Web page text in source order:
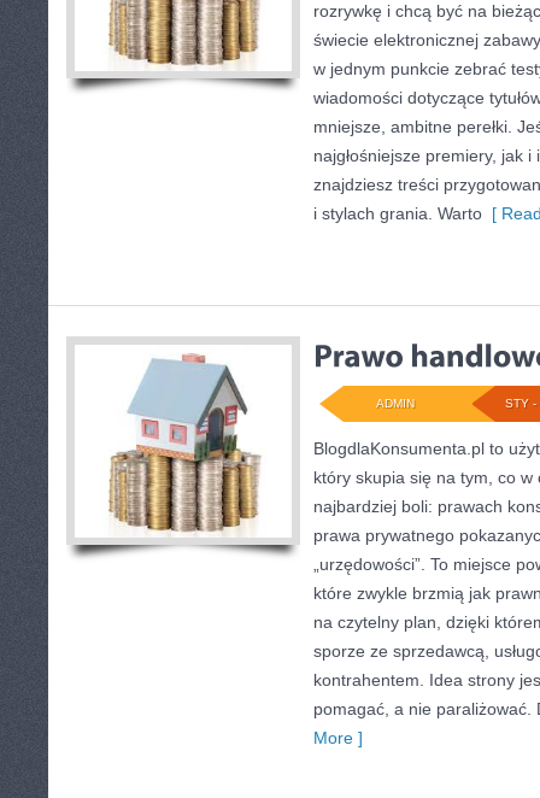
rozrywkę i chcą być na
świecie elektronicznej
w jednym punkcie zebrać
wiadomości dotyczące
mniejsze, ambitne perełki.
najgłośniejsze premiery, jak
znajdziesz treści
i stylach grania. Warto [
STY -
ADMIN
BlogdlaKonsumenta.pl to
który skupia się na tym, co w
najbardziej boli: prawach
prawa prywatnego
„urzędowości”. To miejsce
które zwykle brzmią jak
na czytelny plan, dzięki
sporze ze sprzedawcą,
kontrahentem. Idea strony
pomagać, a nie paraliżować.
More ]